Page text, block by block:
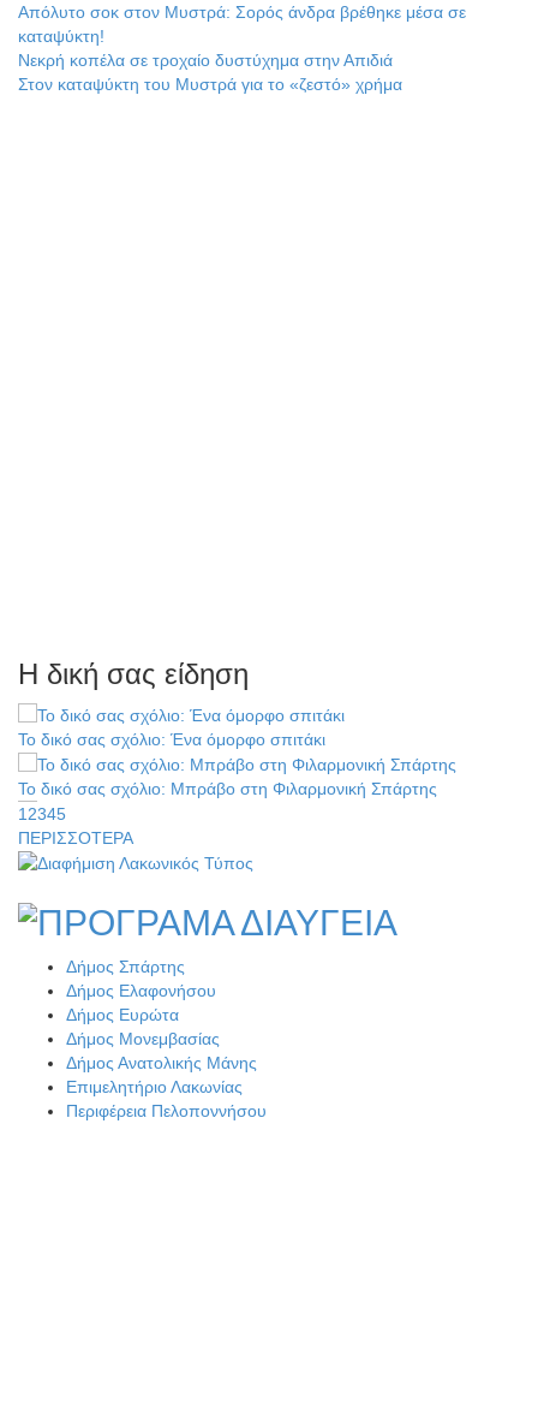
Τα Λαγκάδια κρατούν ζωντανή την τέχνη της πέτρας
Στους ρυθμούς της Ελεωνόρας Ζουγανέλη το Σαϊνοπούλειο
Βράβευσε τον Π. Καρρά ο ΑΟ Κροκεών
Τα μετάλλια των Λακωνόπουλων στην Ταιβάν
Τζάμπολ για τρίτη χρονιά στο τουρνουά GNC 3on3 στη Σκάλα
Νέο χρηματοδοτικό εργαλείο για αναβάθμιση του οδικού δικτύου
της Πελοποννήσου
Καθαρίζονται τα ρέματα στις Κροκεές
Σπατάλη και παρανομία «στραγγίζουν» τη Μάνη
Απόλυτο σοκ στον Μυστρά: Σορός άνδρα βρέθηκε μέσα σε
καταψύκτη!
Νεκρή κοπέλα σε τροχαίο δυστύχημα στην Απιδιά
Στον καταψύκτη του Μυστρά για το «ζεστό» χρήμα
Η δική σας είδηση
Το δικό σας σχόλιο: Ένα όμορφο σπιτάκι
Το δικό σας σχόλιο: Μπράβο στη Φιλαρμονική Σπάρτης
Το δικό σας σχόλιο: Σύντομη απάντηση σε διθυράμβους για το
Το δικό σας σχόλιο: Ιερή απόφαση
Το δικό σας σχόλιο: Πώς να εμπιστευθείς;
Ο εξωραϊσμός της Πλατείας Ν. Κόσμου και ένας ελλοχεύων
κίνδυνος
1 2345
ΠΕΡΙΣΣΟΤΕΡΑ
Δήμος Σπάρτης
Δήμος Ελαφονήσου
Δήμος Ευρώτα
Δήμος Μονεμβασίας
Δήμος Ανατολικής Μάνης
Επιμελητήριο Λακωνίας
Περιφέρεια Πελοποννήσου